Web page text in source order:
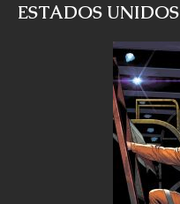
ESTADOS UNIDOS